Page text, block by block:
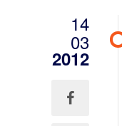
14
03
2012